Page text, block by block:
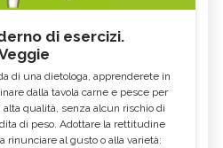
di esercizi.
di una dietologa, apprenderete in
dalla tavola carne e pesce per
qualità, senza alcun rischio di
di peso. Adottare la rettitudine
rinunciare al gusto o alla varietà: